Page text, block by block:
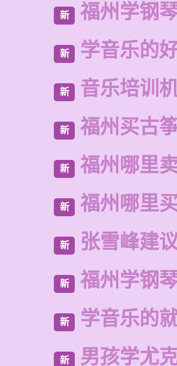
新 福州学钢
新 学音乐的
新 音乐培训
新 福州买古
新 福州哪里
新 福州哪里
新 张雪峰建
新 福州学钢
新 学音乐的
新 男孩学尤